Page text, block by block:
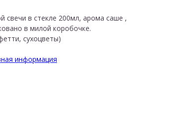
свечи в стекле 200мл, арома саше ,
в милой коробочке.
сухоцветы)
информация